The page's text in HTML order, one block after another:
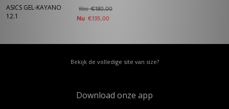
ASICS GEL-KAYANO
12.1
Was€180,00
Nu €135,00
Bekijk de volledige site van size?
Download onze app